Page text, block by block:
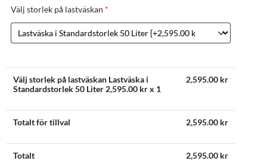
Välj storlek på lastväskan *
Välj storlek på lastväskan Lastväska i
Standardstorlek 50 Liter 2,595.00 kr x 1
2,595.00 kr
Totalt för tillval 2,595.00 kr
Totalt 2,595.00 kr